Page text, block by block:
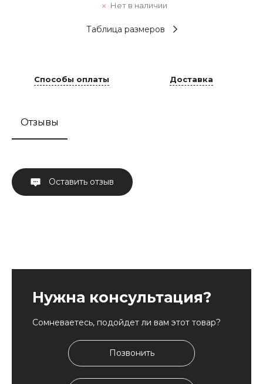
Нет в наличии
Таблица размеров
Способы оплаты Доставка
Отзывы
Оставить отзыв
Нужна консультация?
Сомневаетесь, подойдет ли вам этот товар?
Позвонить